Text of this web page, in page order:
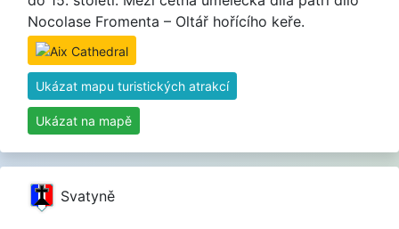
Nocolase Fromenta – Oltář hořícího keře.
Ukázat mapu turistických atrakcí
Ukázat na mapě
Svatyně